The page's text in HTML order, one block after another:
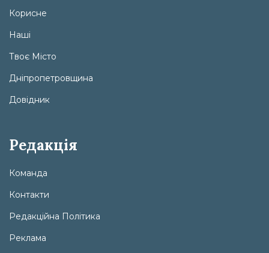
Корисне
Наші
Твоє Місто
Дніпропетровщина
Довідник
Редакція
Команда
Контакти
Редакційна Політика
Реклама